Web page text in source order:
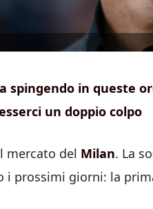
spingendo in queste
un doppio colpo
mercato del Milan. La
i prossimi giorni: la